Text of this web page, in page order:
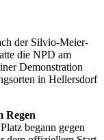
der Silvio-Meier-
die NPD am
Demonstration
in Hellersdorf
Regen
begann gegen